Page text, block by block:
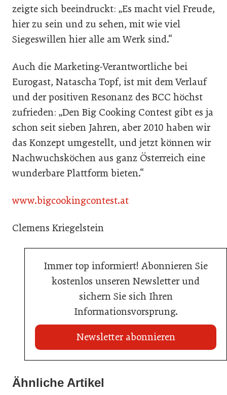
zeigte sich beeindruckt: „Es macht viel Freude,
hier zu sein und zu sehen, mit wie viel
Siegeswillen hier alle am Werk sind.“
Auch die Marketing-Verantwortliche bei
Eurogast, Natascha Topf, ist mit dem Verlauf
und der positiven Resonanz des BCC höchst
zufrieden: „Den Big Cooking Contest gibt es ja
schon seit sieben Jahren, aber 2010 haben wir
das Konzept umgestellt, und jetzt können wir
Nachwuchsköchen aus ganz Österreich eine
wunderbare Plattform bieten.“
www.bigcookingcontest.at
Clemens Kriegelstein
Immer top informiert! Abonnieren Sie
kostenlos unseren Newsletter und
sichern Sie sich Ihren
Informationsvorsprung.
Newsletter abonnieren
Ähnliche Artikel
23. Juni 2026